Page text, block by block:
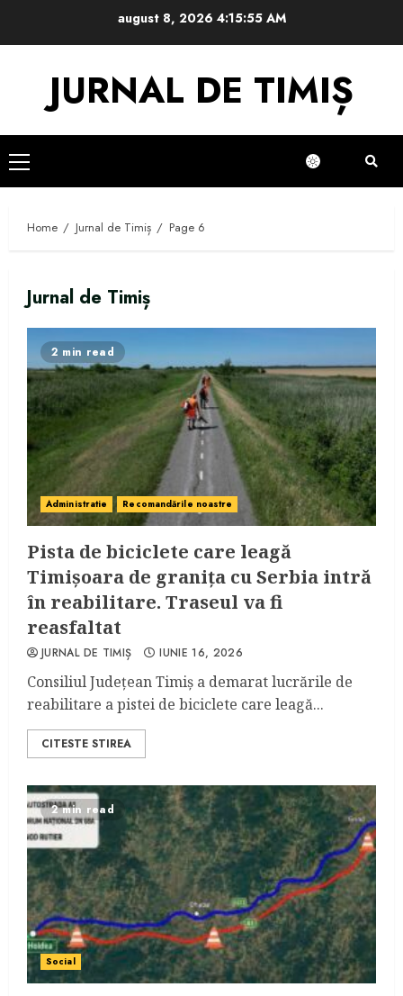
august 8, 2026 4:15:56 AM
JURNAL DE TIMIȘ
Primary
Menu
Home Jurnal de Timiș Page 6
Jurnal de Timiș
2 min read
Administratie Recomandările noastre
Pista de biciclete care leagă
Timișoara de granița cu Serbia intră
în reabilitare. Traseul va fi
reasfaltat
JURNAL DE TIMIȘ IUNIE 16, 2026
Consiliul Județean Timiș a demarat lucrările de
reabilitare a pistei de biciclete care leagă...
CITESTE STIREA
2 min read
Social